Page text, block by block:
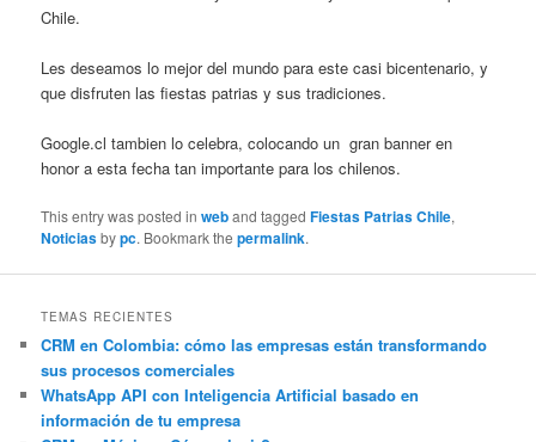
Chile.
Les deseamos lo mejor del mundo para este casi bicentenario, y
que disfruten las fiestas patrias y sus tradiciones.
Google.cl tambien lo celebra, colocando un gran banner en
honor a esta fecha tan importante para los chilenos.
This entry was posted inweband taggedFiestas Patrias Chile,
Noticiasbypc. Bookmark thepermalink.
TEMAS RECIENTES
CRM en Colombia: cómo las empresas están transformando
sus procesos comerciales
WhatsApp API con Inteligencia Artificial basado en
información de tu empresa